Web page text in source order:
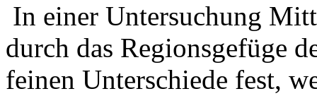
In einer Untersuchung
durch das Regionsgefüge
feinen Unterschiede fest,